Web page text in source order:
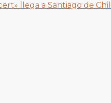
llega a Santiago de